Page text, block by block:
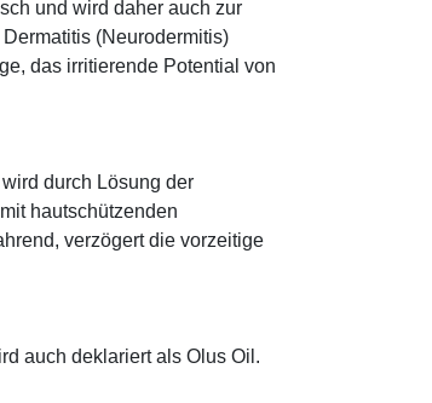
und wird daher auch zur
(Neurodermitis)
das irritierende Potential von
durch Lösung der
hautschützenden
verzögert die vorzeitige
auch deklariert als Olus Oil.